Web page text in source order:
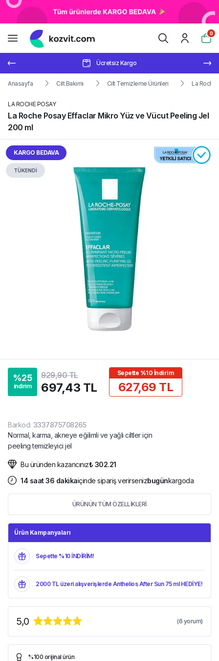
0
Ücretsiz Kargo
Anasayfa Cilt Bakımı Cilt Temizleme Ürünleri La Roche
LA ROCHE POSAY
La Roche Posay Effaclar Mikro Yüz ve Vücut Peeling Jel
200 ml
KARGO BEDAVA
TÜKENDİ
%25
indirim
929,90 TL
697,43 TL
Sepette %10 İndirim
627,69 TL
Barkod: 3337875708265
Normal, karma, akneye eğilimli ve yağlı ciltler için
peeling temizleyici jel
Bu üründen kazancınız₺ 302.21
14 saat 36 dakikaiçinde sipariş verirsenizbugünkargoda
ÜRÜNÜN TÜM ÖZELLİKLERİ
Ürün Kampanyaları
Sepette %10 İNDİRİM!
2000 TL üzeri alışverişlerde Anthelios After Sun 75 ml HEDİYE!
5,0 (6 yorum)
%100 orijinal ürün